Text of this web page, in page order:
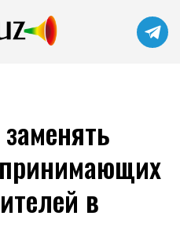
в